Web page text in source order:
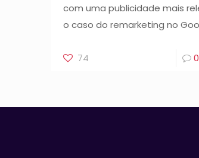
com uma publicidade mais
o caso do remarketing no
74 0